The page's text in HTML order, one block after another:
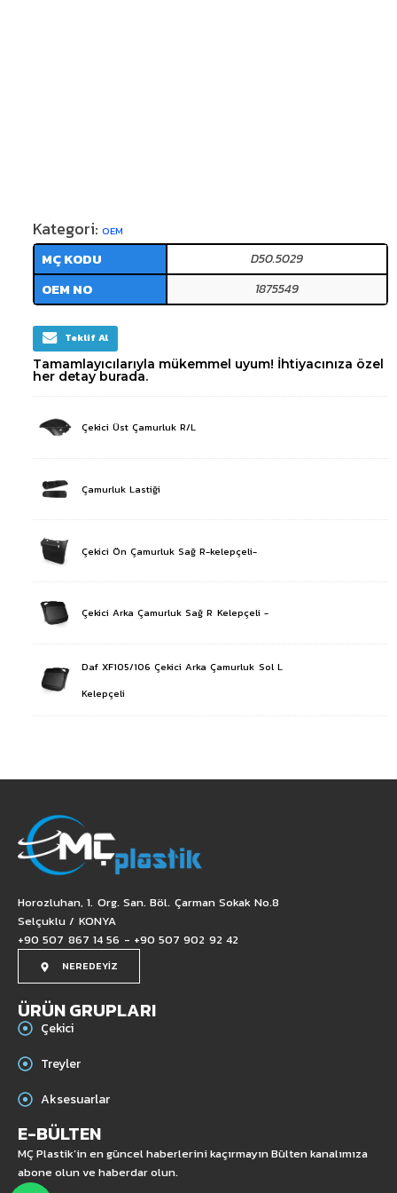
Kategori: OEM
MÇ KODU D50.5029
OEM NO 1875549
Teklif Al
Tamamlayıcılarıyla mükemmel uyum! İhtiyacınıza özel
her detay burada.
Çekici Üst Çamurluk R/L
Çamurluk Lastiği
Çekici Ön Çamurluk Sağ R-kelepçeli-
Çekici Arka Çamurluk Sağ R Kelepçeli -
Daf XF105/106 Çekici Arka Çamurluk Sol L
Kelepçeli
Horozluhan, 1. Org. San. Böl. Çarman Sokak No.8
Selçuklu / KONYA
+90 507 867 14 56 - +90 507 902 92 42
NEREDEYİZ
ÜRÜN GRUPLARI
Çekici
Treyler
Aksesuarlar
E-BÜLTEN
MÇ Plastik’in en güncel haberlerini kaçırmayın Bülten kanalımıza
abone olun ve haberdar olun.